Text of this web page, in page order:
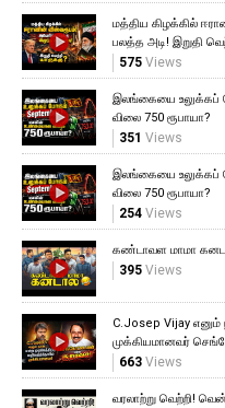
மத்திய கிழக்கில்
பலத்த அடி! இறுதி
575Views
இலங்கையை உலுக்கப்
விலை 750 ரூபாயா?
351 Views
இலங்கையை உலுக்கப்
விலை 750 ரூபாயா?
254Views
கண்டாவள மாமா
395Views
C.Josep Vijay எனும்
முக்கியமானவர்
663Views
வரலாற்று வெற்றி!